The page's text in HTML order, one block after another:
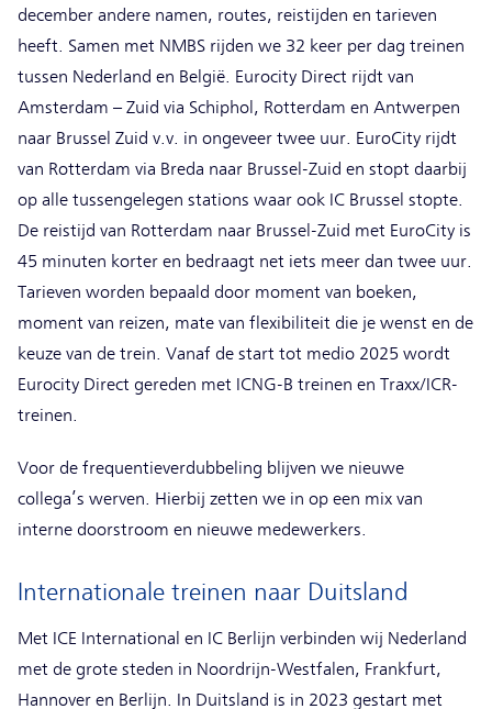
december andere namen, routes, reistijden en tarieven
heeft. Samen met NMBS rijden we 32 keer per dag treinen
tussen Nederland en België. Eurocity Direct rijdt van
Amsterdam – Zuid via Schiphol, Rotterdam en Antwerpen
naar Brussel Zuid v.v. in ongeveer twee uur. EuroCity rijdt
van Rotterdam via Breda naar Brussel-Zuid en stopt daarbij
op alle tussengelegen stations waar ook IC Brussel stopte.
De reistijd van Rotterdam naar Brussel-Zuid met EuroCity is
45 minuten korter en bedraagt net iets meer dan twee uur.
Tarieven worden bepaald door moment van boeken,
moment van reizen, mate van flexibiliteit die je wenst en de
keuze van de trein. Vanaf de start tot medio 2025 wordt
Eurocity Direct gereden met ICNG-B treinen en Traxx/ICR-
treinen.
Voor de frequentieverdubbeling blijven we nieuwe
collega’s werven. Hierbij zetten we in op een mix van
interne doorstroom en nieuwe medewerkers.
Internationale treinen naar Duitsland
Met ICE International en IC Berlijn verbinden wij Nederland
met de grote steden in Noordrijn-Westfalen, Frankfurt,
Hannover en Berlijn. In Duitsland is in 2023 gestart met